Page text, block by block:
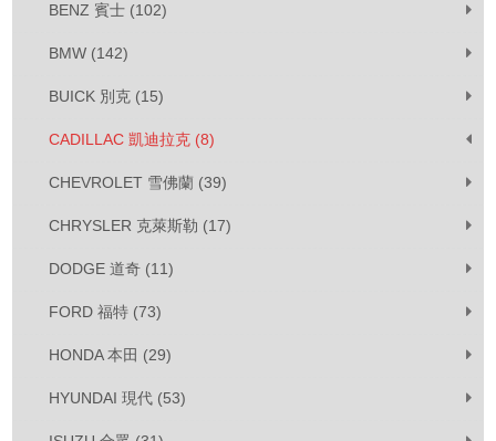
BENZ 賓士 (102)
BMW (142)
BUICK 別克 (15)
CADILLAC 凱迪拉克 (8)
CHEVROLET 雪佛蘭 (39)
CHRYSLER 克萊斯勒 (17)
DODGE 道奇 (11)
FORD 福特 (73)
HONDA 本田 (29)
HYUNDAI 現代 (53)